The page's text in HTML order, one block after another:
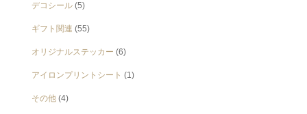
デコシール (5)
ギフト関連 (55)
オリジナルステッカー (6)
アイロンプリントシート (1)
その他 (4)